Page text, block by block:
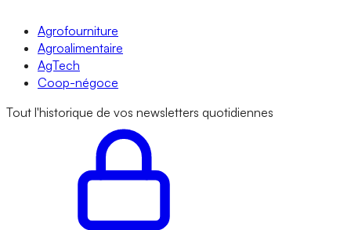
Agrofourniture
Agroalimentaire
AgTech
Coop-négoce
Tout l'historique de vos newsletters quotidiennes